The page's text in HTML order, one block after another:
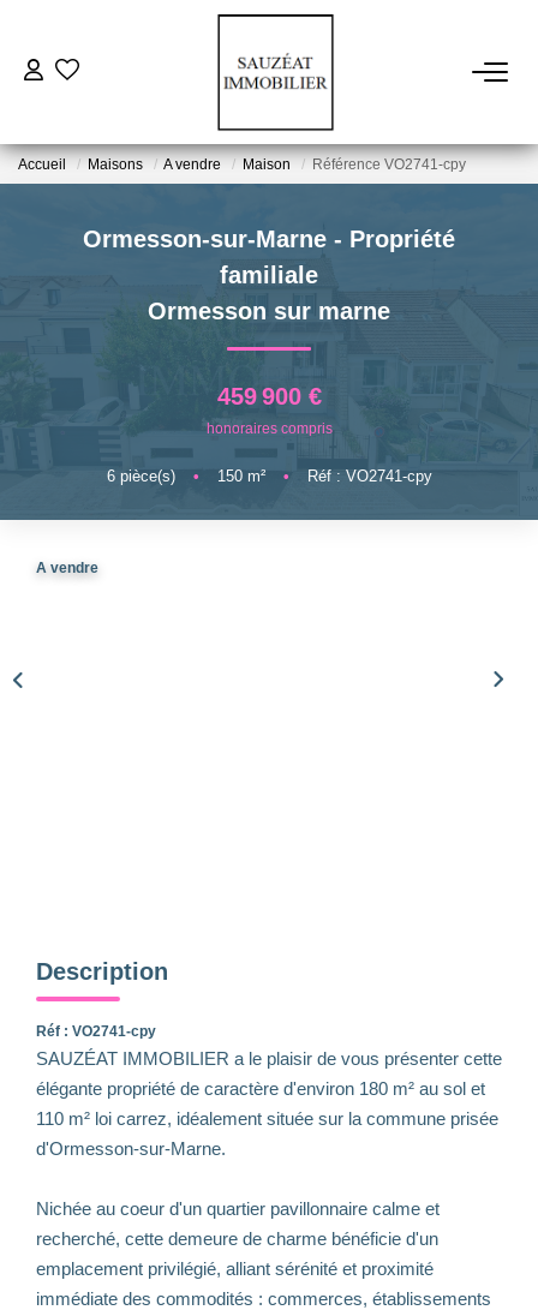
ESTIMER
FAIRE GÉRER
NOS AGENCES
Accueil Maisons A vendre Maison Référence VO2741-cpy
Ormesson-sur-Marne - Propriété
familiale
Ormesson sur marne
459 900 €
honoraires compris
6pièce(s) • 150m² • Réf : VO2741-cpy
A vendre
Description
Réf : VO2741-cpy
SAUZÉAT IMMOBILIER a le plaisir de vous présenter cette
élégante propriété de caractère d'environ 180 m² au sol et
110 m² loi carrez, idéalement située sur la commune prisée
d'Ormesson-sur-Marne.
Nichée au coeur d'un quartier pavillonnaire calme et
recherché, cette demeure de charme bénéficie d'un
emplacement privilégié, alliant sérénité et proximité
immédiate des commodités : commerces, établissements